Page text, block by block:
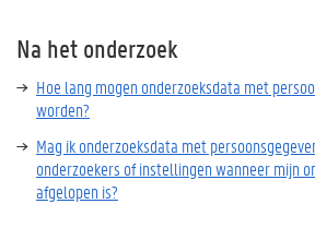
Na het onderzoek
Hoe lang mogen onderzoeksdata met
worden?
Mag ik onderzoeksdata met
onderzoekers of instellingen wanneer mijn
afgelopen is?